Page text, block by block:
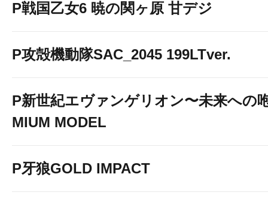
P戦国乙女6 暁の関ヶ原 甘デジ
P攻殻機動隊SAC_2045 199LTver.
P新世紀エヴァンゲリオン〜未来への
MIUM MODEL
P牙狼GOLD IMPACT